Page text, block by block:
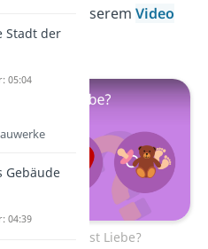
, schau bei unseremVideo
Video: Was ist Liebe?
Stadt der
05:04
Gebäude
04:39